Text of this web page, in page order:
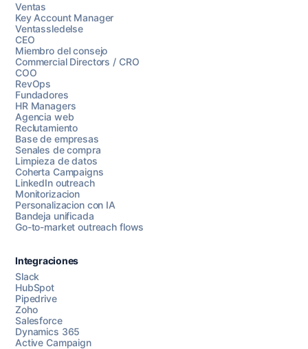
Chatea con nosotros
Ventas
Key Account Manager
Ventassledelse
CEO
Miembro del consejo
Commercial Directors / CRO
COO
RevOps
Fundadores
HR Managers
Agencia web
Reclutamiento
Base de empresas
Senales de compra
Limpieza de datos
Coherta Campaigns
LinkedIn outreach
Monitorizacion
Personalizacion con IA
Bandeja unificada
Go-to-market outreach flows
Integraciones
Slack
HubSpot
Pipedrive
Zoho
Salesforce
Dynamics 365
Active Campaign